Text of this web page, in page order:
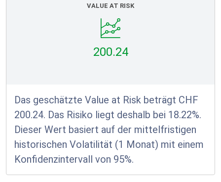
VALUE AT RISK
200.24
Das geschätzte Value at Risk beträgt CHF
200.24. Das Risiko liegt deshalb bei 18.22%.
Dieser Wert basiert auf der mittelfristigen
historischen Volatilität (1 Monat) mit einem
Konfidenzintervall von 95%.